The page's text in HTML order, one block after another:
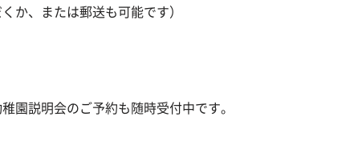
か、または郵送も可能です）
園説明会のご予約も随時受付中です。